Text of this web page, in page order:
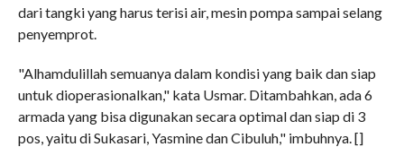
dari tangki yang harus terisi air, mesin pompa sampai selang
penyemprot.
"Alhamdulillah semuanya dalam kondisi yang baik dan siap
untuk dioperasionalkan," kata Usmar. Ditambahkan, ada 6
armada yang bisa digunakan secara optimal dan siap di 3
pos, yaitu di Sukasari, Yasmine dan Cibuluh," imbuhnya. []